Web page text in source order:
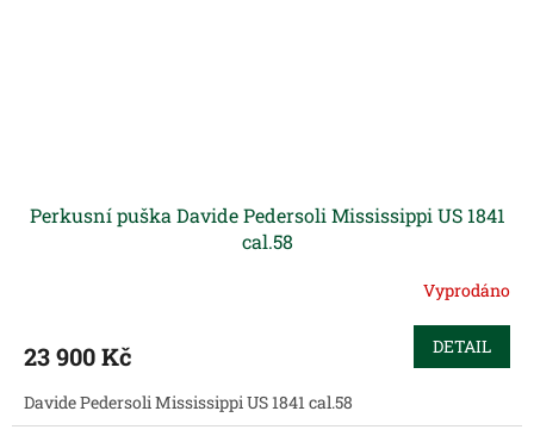
Perkusní puška Davide Pedersoli Mississippi US 1841
cal.58
Vyprodáno
23 900 Kč DETAIL
Davide Pedersoli Mississippi US 1841 cal.58